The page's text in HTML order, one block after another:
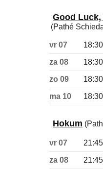
Good Luck,
(Pathé
vr 07 18:30
za 08 18:30
zo 09 18:30
ma 10 18:30
Hokum
vr 07 21:45
za 08 21:45